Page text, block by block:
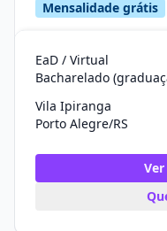
Mensalidade grátis
EaD / Virtual
Bacharelado
Vila Ipiranga
Porto Alegre/RS